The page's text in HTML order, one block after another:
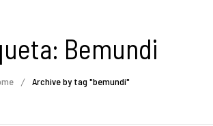
Bemundi
Archive by tag "bemundi"